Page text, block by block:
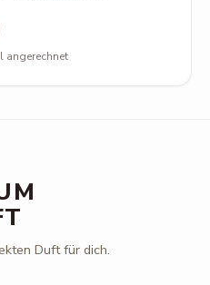
angerechnet
Duft für dich.